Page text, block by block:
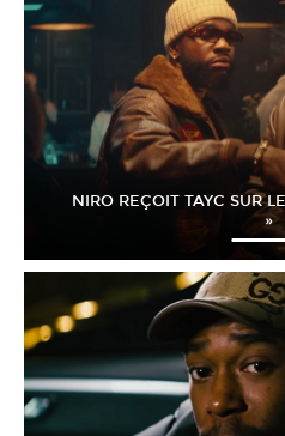
NIRO REÇOIT TAYC SUR
»